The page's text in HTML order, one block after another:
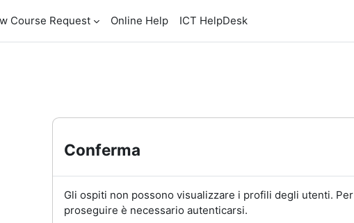
Course Request Online Help ICT HelpDesk
Conferma
Gli ospiti non possono visualizzare i profili degli utenti. Per
proseguire è necessario autenticarsi.